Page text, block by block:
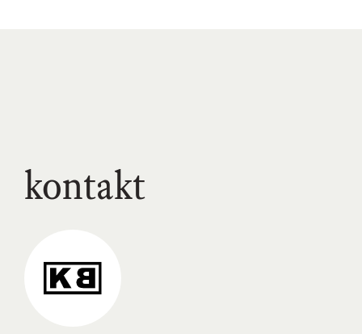
kontakt
Kunstraum-
Braugasse-